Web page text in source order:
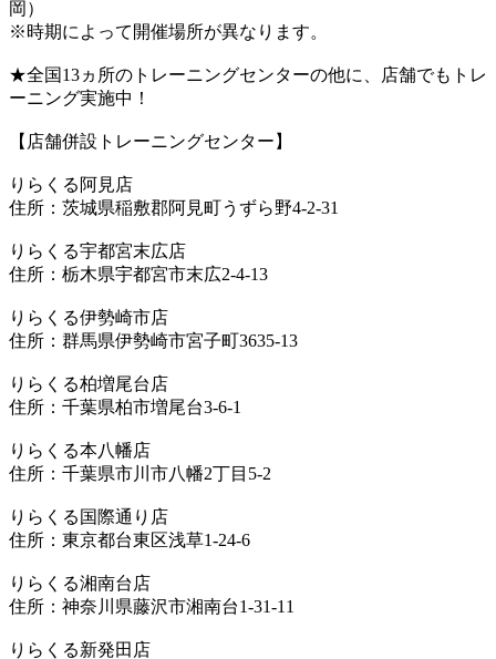
岡）
※時期によって開催場所が異なります。
★全国13ヵ所のトレーニングセンターの他に、店舗でもトレ
ーニング実施中！
【店舗併設トレーニングセンター】
りらくる阿見店
住所：茨城県稲敷郡阿見町うずら野4-2-31
りらくる宇都宮末広店
住所：栃木県宇都宮市末広2-4-13
りらくる伊勢崎市店
住所：群馬県伊勢崎市宮子町3635-13
りらくる柏増尾台店
住所：千葉県柏市増尾台3-6-1
りらくる本八幡店
住所：千葉県市川市八幡2丁目5-2
りらくる国際通り店
住所：東京都台東区浅草1-24-6
りらくる湘南台店
住所：神奈川県藤沢市湘南台1-31-11
りらくる新発田店